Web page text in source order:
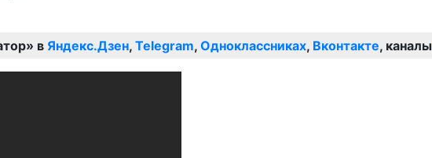
в Яндекс.Дзен, Telegram, Одноклассниках, Вконтакте, каналы